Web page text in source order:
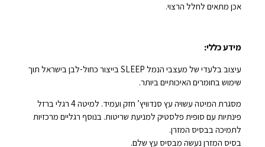
אכן מתאים לחלל הרצוי.
מידע כללי:
עיצוב בלעדי של מעצבי הנמל SLEEP בייצור כחול-לבן בישראל תוך
שימוש בחומרים האיכותיים ביותר.
מסגרת המיטה עשויה עץ סנדוויץ’ חזק ועמיד. למיטה 4 רגלי ברזל
פינתיות עם סופית פלסטיק למניעת שריטות. בנוסף רגליים מרכזיות
לתמיכה בבסיס המזרן.
בסיס המזרן נעשה מבסיס עץ שלם.